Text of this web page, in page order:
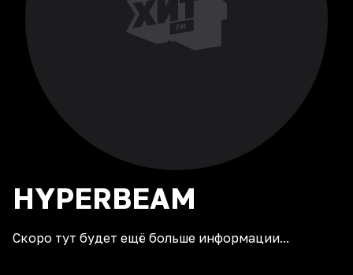
HYPERBEAM
Скоро тут будет ещё больше информации...